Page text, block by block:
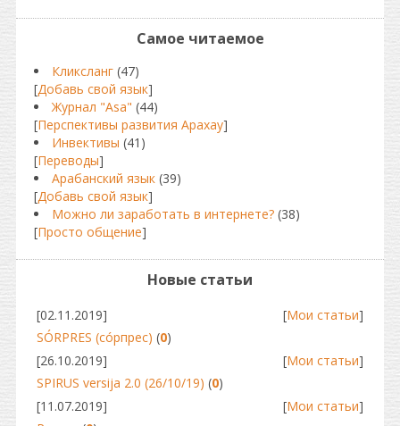
Самое читаемое
Кликсланг (47)
[Добавь свой язык]
Журнал "Asa" (44)
[Перспективы развития Арахау]
Инвективы (41)
[Переводы]
Арабанский язык (39)
[Добавь свой язык]
Можно ли заработать в интернете? (38)
[Просто общение]
Новые статьи
[02.11.2019] [Мои статьи]
SÓRPRES (сóрпрес) (0)
[26.10.2019]
[Мои статьи]
SPIRUS versija 2.0 (26/10/19) (0)
[11.07.2019]
[Мои статьи]